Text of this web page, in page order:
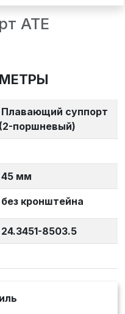
ATE
Плавающий суппорт
(2-поршневый)
45 мм
без кронштейна
24.3451-8503.5